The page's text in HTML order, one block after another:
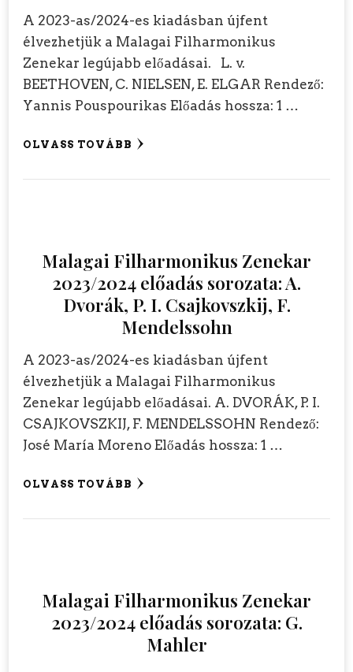
A 2023-as/2024-es kiadásban újfent
élvezhetjük a Malagai Filharmonikus
Zenekar legújabb előadásai. L. v.
BEETHOVEN, C. NIELSEN, E. ELGAR Rendező:
Yannis Pouspourikas Előadás hossza: 1 …
OLVASS TOVÁBB
Malagai Filharmonikus Zenekar
2023/2024 előadás sorozata: A.
Dvorák, P. I. Csajkovszkij, F.
Mendelssohn
A 2023-as/2024-es kiadásban újfent
élvezhetjük a Malagai Filharmonikus
Zenekar legújabb előadásai. A. DVORÁK, P. I.
CSAJKOVSZKIJ, F. MENDELSSOHN Rendező:
José María Moreno Előadás hossza: 1 …
OLVASS TOVÁBB
Malagai Filharmonikus Zenekar
2023/2024 előadás sorozata: G.
Mahler